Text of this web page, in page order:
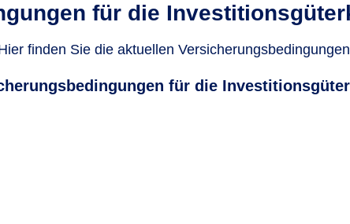
für die
finden Sie die aktuellen Versicherungsbedingungen
für die